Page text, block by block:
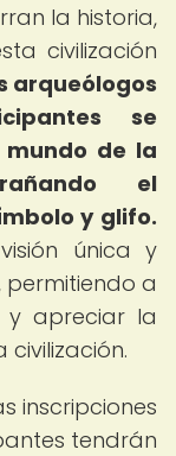
la historia,
civilización
arqueólogos
se
de la
el
y glifo.
única y
a
y apreciar la
inscripciones
tendrán